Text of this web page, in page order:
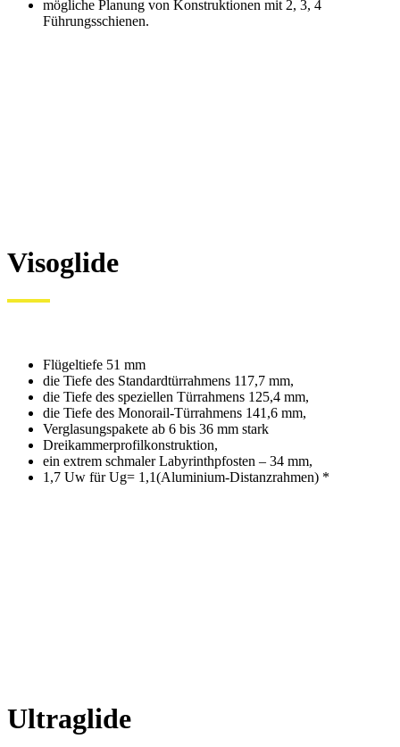
mögliche Planung von Konstruktionen mit 2, 3, 4
Führungsschienen.
Visoglide
Flügeltiefe 51 mm
die Tiefe des Standardtürrahmens 117,7 mm,
die Tiefe des speziellen Türrahmens 125,4 mm,
die Tiefe des Monorail-Türrahmens 141,6 mm,
Verglasungspakete ab 6 bis 36 mm stark
Dreikammerprofilkonstruktion,
ein extrem schmaler Labyrinthpfosten – 34 mm,
1,7 Uw für Ug= 1,1(Aluminium-Distanzrahmen) *
Ultraglide